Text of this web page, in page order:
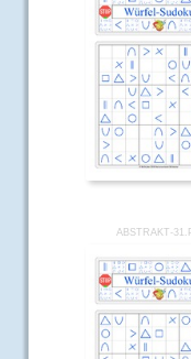
ABSTRAKT-